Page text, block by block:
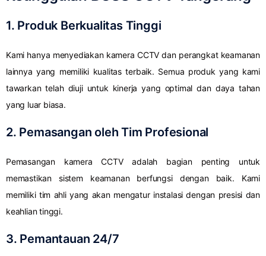
1. Produk Berkualitas Tinggi
Kami hanya menyediakan kamera CCTV dan perangkat keamanan
lainnya yang memiliki kualitas terbaik. Semua produk yang kami
tawarkan telah diuji untuk kinerja yang optimal dan daya tahan
yang luar biasa.
2. Pemasangan oleh Tim Profesional
Pemasangan kamera CCTV adalah bagian penting untuk
memastikan sistem keamanan berfungsi dengan baik. Kami
memiliki tim ahli yang akan mengatur instalasi dengan presisi dan
keahlian tinggi.
3. Pemantauan 24/7